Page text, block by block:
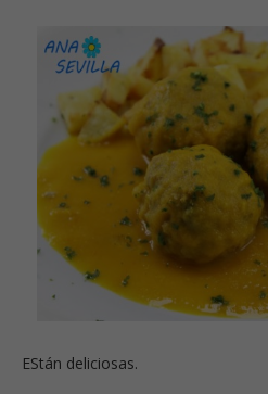
EStán deliciosas.